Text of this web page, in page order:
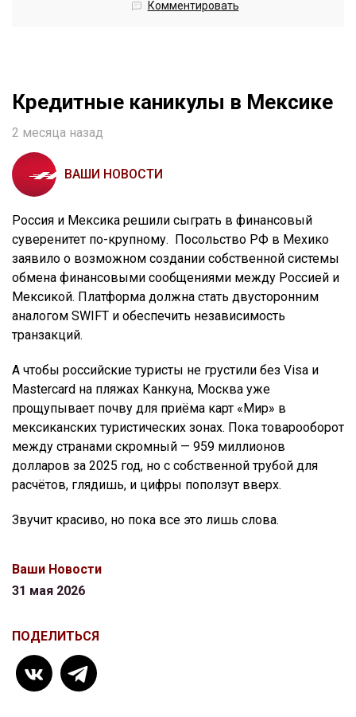
Комментировать
Кредитные каникулы в Мексике
2 месяца назад
ВАШИ НОВОСТИ
Россия и Мексика решили сыграть в финансовый
суверенитет по-крупному. Посольство РФ в Мехико
заявило о возможном создании собственной системы
обмена финансовыми сообщениями между Россией и
Мексикой. Платформа должна стать двусторонним
аналогом SWIFT и обеспечить независимость
транзакций.
А чтобы российские туристы не грустили без Visa и
Mastercard на пляжах Канкуна, Москва уже
прощупывает почву для приёма карт «Мир» в
мексиканских туристических зонах. Пока товарооборот
между странами скромный — 959 миллионов
долларов за 2025 год, но с собственной трубой для
расчётов, глядишь, и цифры поползут вверх.
Звучит красиво, но пока все это лишь слова.
Ваши Новости
31 мая 2026
ПОДЕЛИТЬСЯ